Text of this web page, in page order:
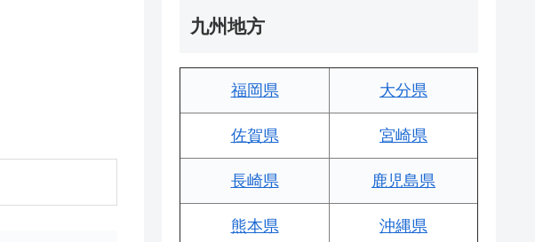
九州地方
福岡県 大分県
佐賀県 宮崎県
長崎県 鹿児島県
熊本県 沖縄県